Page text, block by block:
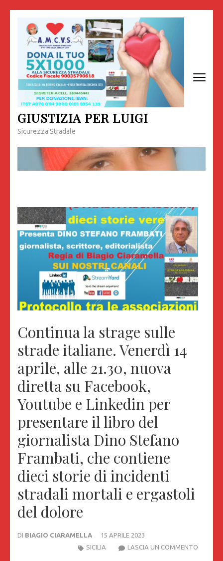
contenuto
(premi
invio)
GIUSTIZIA PER LUIGI
Sicurezza Stradale
Continua la strage sulle
strade italiane. Venerdì 14
aprile, alle 21.30, nuova
diretta su Facebook,
Youtube e Linkedin per
presentare il libro del
giornalista Dino Stefano
Frambati, che contiene
dieci storie di incidenti
stradali mortali e ergastoli
del dolore
DI BIAGIO CIARAMELLA
15 APRILE 2023
LASCIA UN COMMENTO
SICILIA